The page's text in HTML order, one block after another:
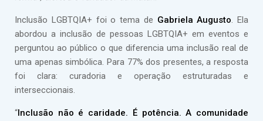
Inclusão LGBTQIA+ foi o tema de Gabriela Augusto. Ela
abordou a inclusão de pessoas LGBTQIA+ em eventos e
perguntou ao público o que diferencia uma inclusão real de
uma apenas simbólica. Para 77% dos presentes, a resposta
foi clara: curadoria e operação estruturadas e
interseccionais.
“Inclusão não é caridade. É potência. A comunidade